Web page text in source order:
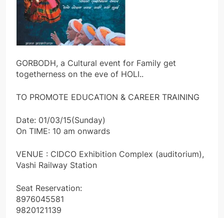
GORBODH, a Cultural event for Family get
togetherness on the eve of HOLI..
TO PROMOTE EDUCATION & CAREER TRAINING
Date: 01/03/15(Sunday)
On TIME: 10 am onwards
VENUE : CIDCO Exhibition Complex (auditorium),
Vashi Railway Station
Seat Reservation:
8976045581
9820121139